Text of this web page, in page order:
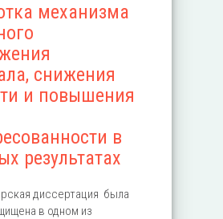
механизма
снижения
и повышения
в
результатах
диссертация была
в одном из